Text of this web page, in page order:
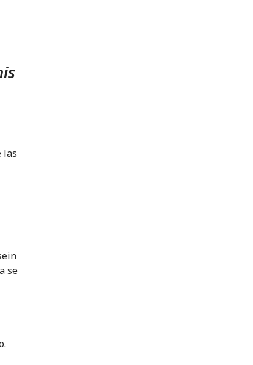
las
se